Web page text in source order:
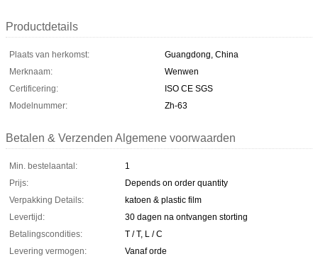
Productdetails
Plaats van herkomst:
Guangdong, China
Merknaam:
Wenwen
Certificering:
ISO CE SGS
Modelnummer:
Zh-63
Betalen & Verzenden Algemene voorwaarden
Min. bestelaantal:
1
Prijs:
Depends on order quantity
Verpakking Details:
katoen & plastic film
Levertijd:
30 dagen na ontvangen storting
Betalingscondities:
T / T, L / C
Levering vermogen:
Vanaf orde